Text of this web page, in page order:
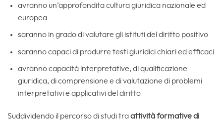
avranno un’approfondita cultura giuridica nazionale ed
europea
saranno in grado di valutare gli istituti del diritto positivo
saranno capaci di produrre testi giuridici chiari ed efficaci
avranno capacità interpretative, di qualificazione
giuridica, di comprensione e di valutazione di problemi
interpretativi e applicativi del diritto
Suddividendo il percorso di studi traattività formative di